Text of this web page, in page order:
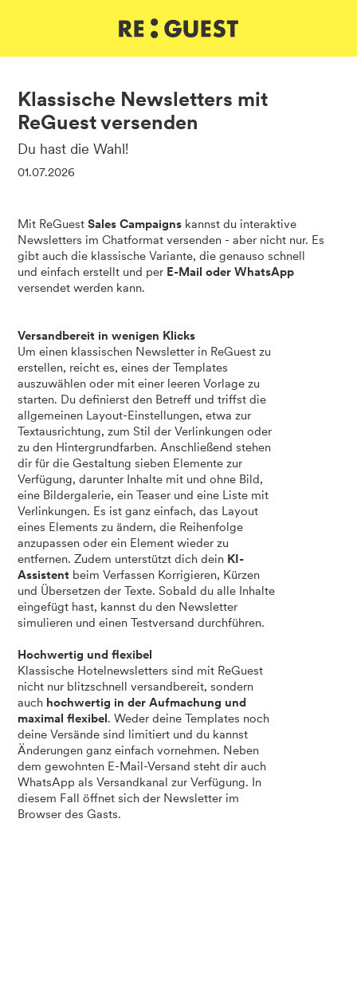
Klassische Newsletters mit
ReGuest versenden
Du hast die Wahl!
01.07.2026
Mit ReGuestSales Campaigns kannst du interaktive
Newsletters im Chatformat versenden - aber nicht nur. Es
gibt auch die klassische Variante, die genauso schnell
und einfach erstellt und per E-Mail oder WhatsApp
versendet werden kann.
Versandbereit in wenigen Klicks
Um einen klassischen Newsletter in ReGuest zu
erstellen, reicht es, eines der Templates
auszuwählen oder mit einer leeren Vorlage zu
starten. Du definierst den Betreff und triffst die
allgemeinen Layout-Einstellungen, etwa zur
Textausrichtung, zum Stil der Verlinkungen oder
zu den Hintergrundfarben. Anschließend stehen
dir für die Gestaltung sieben Elemente zur
Verfügung, darunter Inhalte mit und ohne Bild,
eine Bildergalerie, ein Teaser und eine Liste mit
Verlinkungen. Es ist ganz einfach, das Layout
eines Elements zu ändern, die Reihenfolge
anzupassen oder ein Element wieder zu
entfernen. Zudem unterstützt dich dein KI-
Assistent beim Verfassen Korrigieren, Kürzen
und Übersetzen der Texte. Sobald du alle Inhalte
eingefügt hast, kannst du den Newsletter
simulieren und einen Testversand durchführen.
Hochwertig und flexibel
Klassische Hotelnewsletters sind mit ReGuest
nicht nur blitzschnell versandbereit, sondern
auch hochwertig in der Aufmachung und
maximal flexibel. Weder deine Templates noch
deine Versände sind limitiert und du kannst
Änderungen ganz einfach vornehmen. Neben
dem gewohnten E-Mail-Versand steht dir auch
WhatsApp als Versandkanal zur Verfügung. In
diesem Fall öffnet sich der Newsletter im
Browser des Gasts.